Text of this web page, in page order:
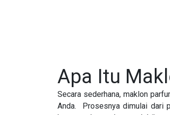
Apa Itu
Secara sederhana, maklon
Anda. Prosesnya dimulai dari